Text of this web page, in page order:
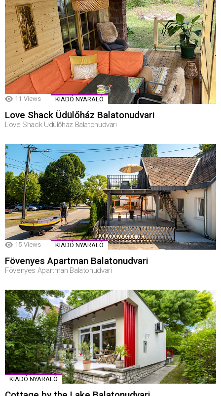
11 Views KIADÓ NYARALÓ
Love Shack Üdülőház Balatonudvari
Love Shack Üdülőház Balatonudvari
15 Views KIADÓ NYARALÓ
Fövenyes Apartman Balatonudvari
Fövenyes Apartman Balatonudvari
KIADÓ NYARALÓ